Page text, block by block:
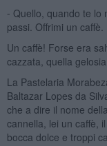
⁃ Quello, quando te
passi. Offrimi un caffè.
Un caffè! Forse era
cazzata, quella
La Pastelaria
Baltazar Lopes da
che a dire il nome
cannella, lei un caffè,
bocca dolce e troppi